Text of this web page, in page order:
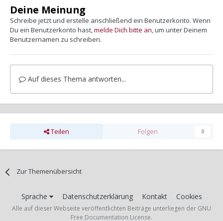
Deine Meinung
Schreibe jetzt und erstelle anschließend ein Benutzerkonto. Wenn
Du ein Benutzerkonto hast,melde Dich bitte an, um unter Deinem
Benutzernamen zu schreiben.
Auf dieses Thema antworten...
Teilen Folgen 0
Zur Themenübersicht
Sprache Datenschutzerklärung Kontakt Cookies
Alle auf dieser Webseite veröffentlichten Beiträge unterliegen der GNU
Free Documentation License.